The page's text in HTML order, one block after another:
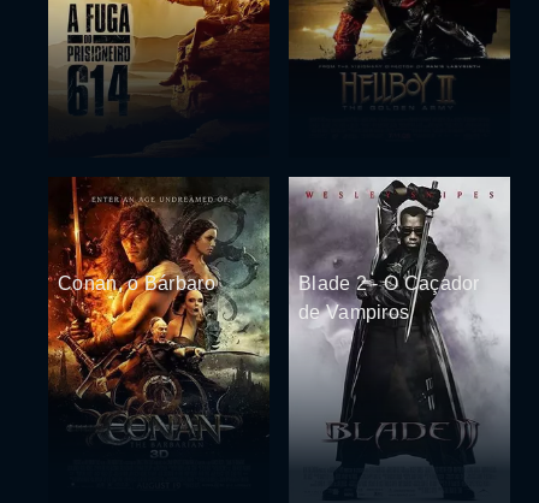
Conan, o Bárbaro
Blade 2 - O Caçador
de Vampiros